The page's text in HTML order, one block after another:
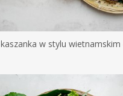
kaszanka w stylu wietnamskim